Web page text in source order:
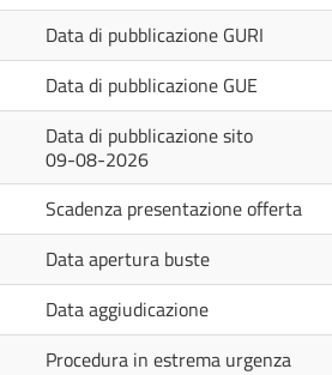
Data di pubblicazione GURI
Data di pubblicazione GUE
Data di pubblicazione sito
09-08-2026
Scadenza presentazione offerta
Data apertura buste
Data aggiudicazione
Procedura in estrema urgenza